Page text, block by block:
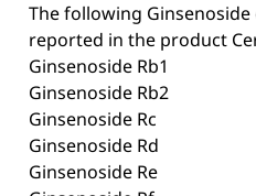
The following
reported in the product
Ginsenoside Rb1
Ginsenoside Rb2
Ginsenoside Rc
Ginsenoside Rd
Ginsenoside Re